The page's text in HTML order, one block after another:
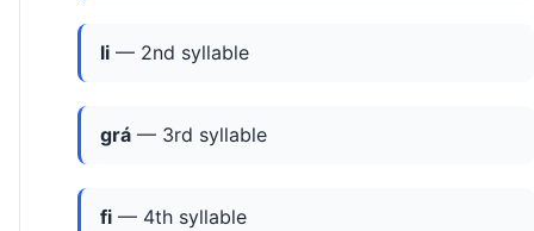
li — 2nd syllable
grá — 3rd syllable
fi — 4th syllable